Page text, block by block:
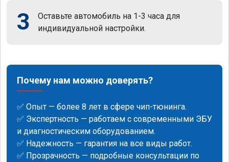
3
Оставьте автомобиль на 1-3 часа для
индивидуальной настройки.
Почему нам можно доверять?
✅ Опыт — более 8 лет в сфере чип-тюнинга.
✅ Экспертность — работаем с современными ЭБУ
и диагностическим оборудованием.
✅ Надежность — гарантия на все виды работ.
✅ Прозрачность — подробные консультации по